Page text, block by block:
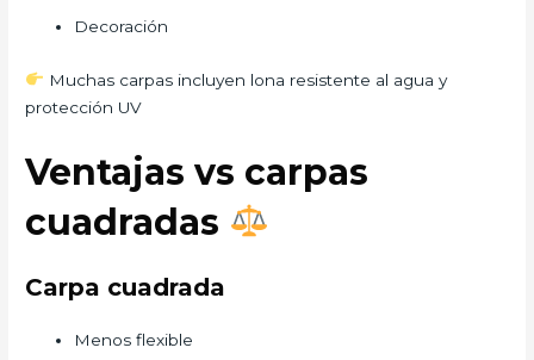
Decoración
Muchas carpas incluyen lona resistente al agua y
protección UV
Ventajas vs carpas
cuadradas
Carpa cuadrada
Menos flexible